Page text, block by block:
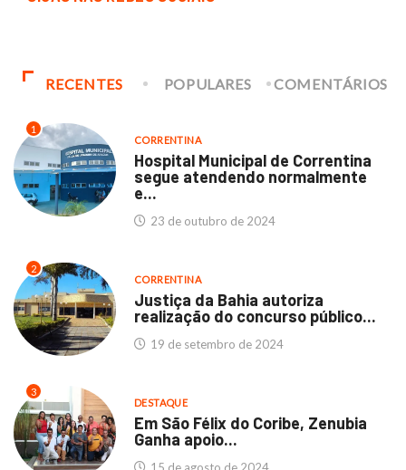
RECENTES POPULARES COMENTÁRIOS
1
CORRENTINA
Hospital Municipal de Correntina
segue atendendo normalmente
e...
23 de outubro de 2024
2
CORRENTINA
Justiça da Bahia autoriza
realização do concurso público...
19 de setembro de 2024
3
DESTAQUE
Em São Félix do Coribe, Zenubia
Ganha apoio...
15 de agosto de 2024